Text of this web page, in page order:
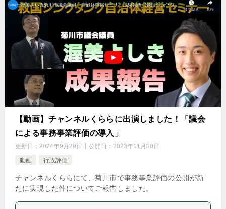
【動画】チャンネルくららに出演しました！「議会
による事務事業評価の導入」
更新日： 2024年9月29日 公開日： 2023年11月30日
動画
行政評価
チャンネルくららにて、菊川市で事務事業評価の公開が新
たに実現した件についてご報告しました。